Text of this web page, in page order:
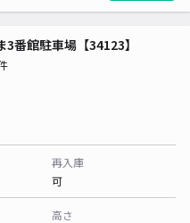
番館駐車場【34123】
再入庫
可
高さ